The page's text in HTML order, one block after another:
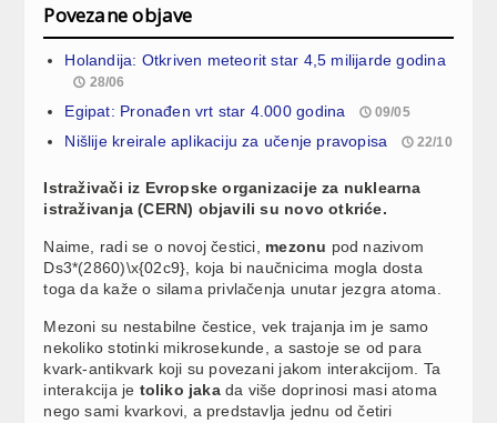
Povezane objave
Holandija: Otkriven meteorit star 4,5 milijarde godina
28/06
Egipat: Pronađen vrt star 4.000 godina 09/05
Nišlije kreirale aplikaciju za učenje pravopisa 22/10
Istraživači iz Evropske organizacije za nuklearna
istraživanja (CERN) objavili su novo otkriće.
Naime, radi se o novoj čestici, mezonu pod nazivom
Ds3*(2860)\x{02c9}, koja bi naučnicima mogla dosta
toga da kaže o silama privlačenja unutar jezgra atoma.
Mezoni su nestabilne čestice, vek trajanja im je samo
nekoliko stotinki mikrosekunde, a sastoje se od para
kvark-antikvark koji su povezani jakom interakcijom. Ta
interakcija je toliko jakada više doprinosi masi atoma
nego sami kvarkovi, a predstavlja jednu od četiri